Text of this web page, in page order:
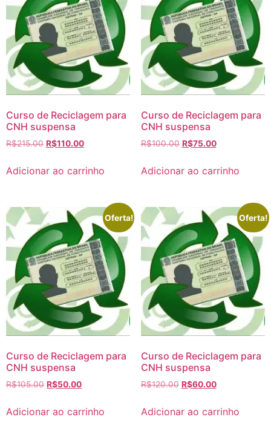
Curso de Reciclagem para
CNH suspensa
R$215.00 R$110.00
Adicionar ao carrinho
Curso de Reciclagem para
CNH suspensa
R$100.00 R$75.00
Adicionar ao carrinho
Oferta!
Curso de Reciclagem para
CNH suspensa
R$105.00 R$50.00
Adicionar ao carrinho
Oferta!
Curso de Reciclagem para
CNH suspensa
R$120.00 R$60.00
Adicionar ao carrinho